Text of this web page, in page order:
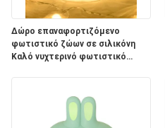
Δώρο επαναφορτιζόμενο
φωτιστικό ζώων σε σιλικόνη
Καλό νυχτερινό φωτιστικό